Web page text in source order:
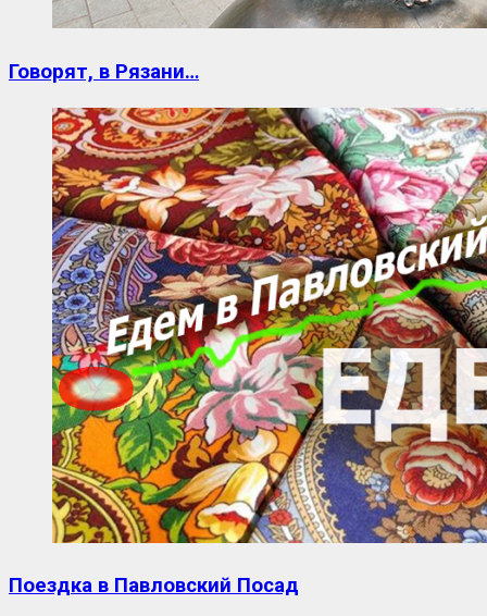
Говорят, в Рязани…
Поездка в Павловский Посад